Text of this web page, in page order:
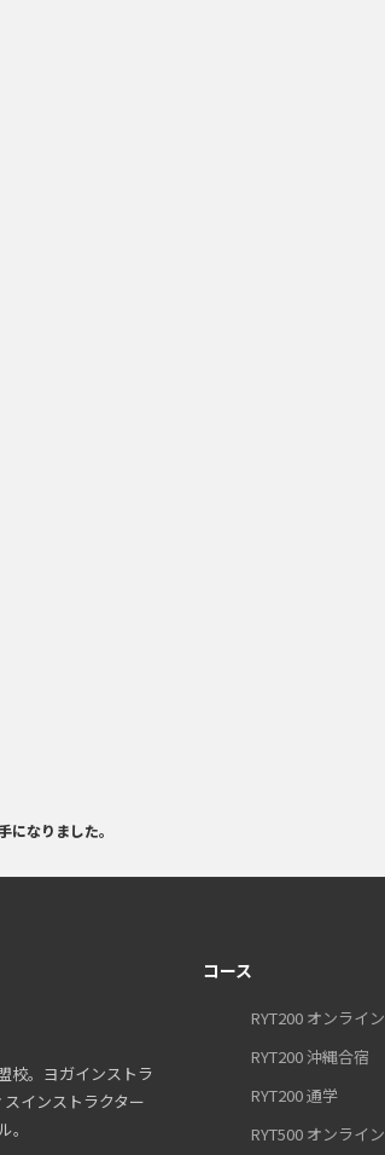
なりました。
校。ヨガインストラ
スインストラクター
コース
RYT200 オンライン
RYT200 沖縄合宿
RYT200 通学
RYT500 オンライン